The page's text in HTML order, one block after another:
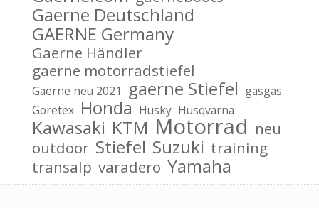
Gaerne Deutschland
GAERNE Germany
Gaerne Händler
gaerne motorradstiefel
Gaerne neu 2021 gaerne Stiefel gasgas
Goretex Honda Husky Husqvarna
Kawasaki KTM Motorrad neu
outdoor Stiefel Suzuki training
transalp varadero Yamaha